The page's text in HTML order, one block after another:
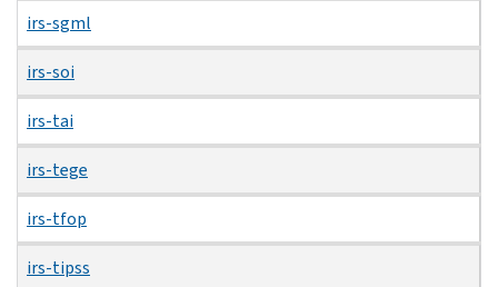
irs-sgml
irs-soi
irs-tai
irs-tege
irs-tfop
irs-tipss